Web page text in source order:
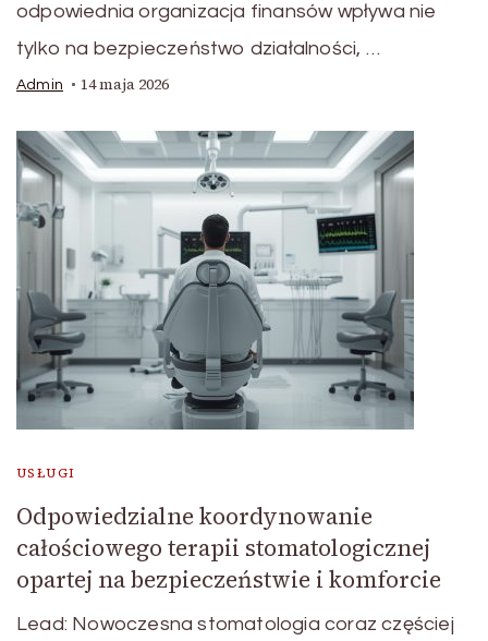
odpowiednia organizacja finansów wpływa nie
tylko na bezpieczeństwo działalności, …
Admin 14 maja 2026
USŁUGI
Odpowiedzialne koordynowanie
całościowego terapii stomatologicznej
opartej na bezpieczeństwie i komforcie
Lead: Nowoczesna stomatologia coraz częściej